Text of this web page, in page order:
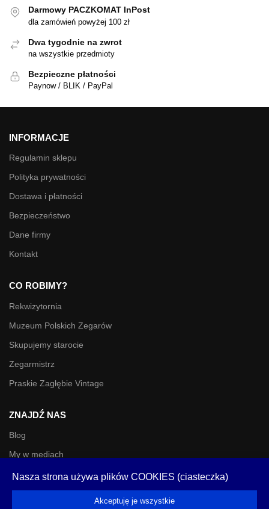
Darmowy PACZKOMAT InPost
dla zamówień powyżej 100 zł
Dwa tygodnie na zwrot
na wszystkie przedmioty
Bezpieczne płatności
Paynow / BLIK / PayPal
INFORMACJE
Regulamin sklepu
Polityka prywatności
Dostawa i płatności
Bezpieczeństwo
Dane firmy
Kontakt
CO ROBIMY?
Rekwizytornia
Muzeum Polskich Zegarów
Skupujemy starocie
Zegarmistrz
Praskie Zagłębie Vintage
ZNAJDŹ NAS
Blog
My w mediach
Facebook
Instagram
Nasza strona używa plików COOKIES (ciasteczka)
Akceptuję je wszystkie